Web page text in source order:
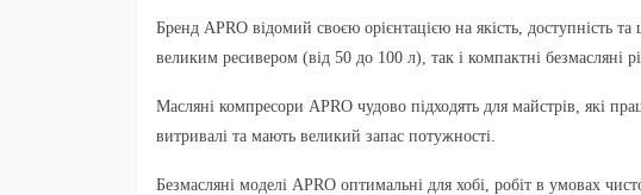
Бренд APRO відомий своєю орієнтацією на якість, доступність
великим ресивером (від 50 до 100 л), так і компактні безмасляні
Масляні компресори APRO чудово підходять для майстрів, які
витривалі та мають великий запас потужності.
Безмасляні моделі APRO оптимальні для хобі, робіт в умовах